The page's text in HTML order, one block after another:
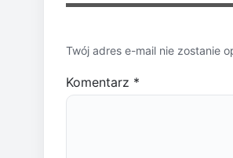
Twój adres e-mail nie zostanie
Komentarz *